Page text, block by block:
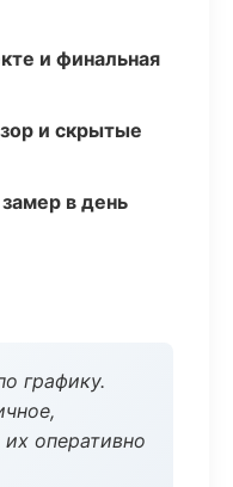
и финальная
и скрытые
в день
графику.
оперативно